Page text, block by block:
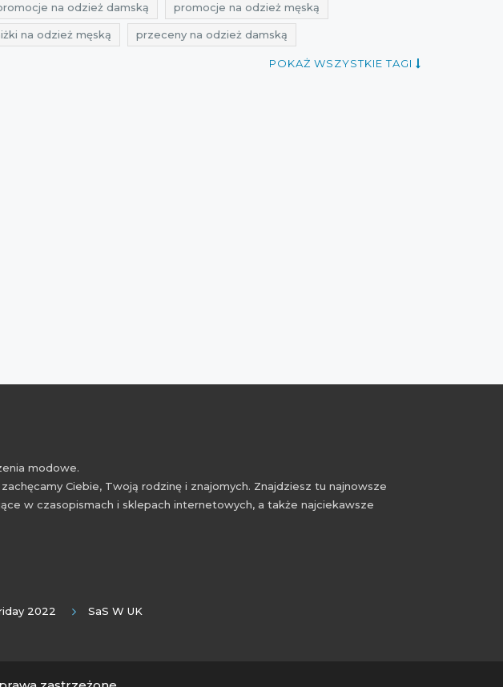
na odzież damską promocje na odzież męską
na odzież męską przeceny na odzież damską
oferty na odzież męskąPOKAŻ WSZYSTKIE TAGI
modowe.
Ciebie, Twoją rodzinę i znajomych. Znajdziesz tu najnowsze
w czasopismach i sklepach internetowych, a także najciekawsze
2022 SaS W UK